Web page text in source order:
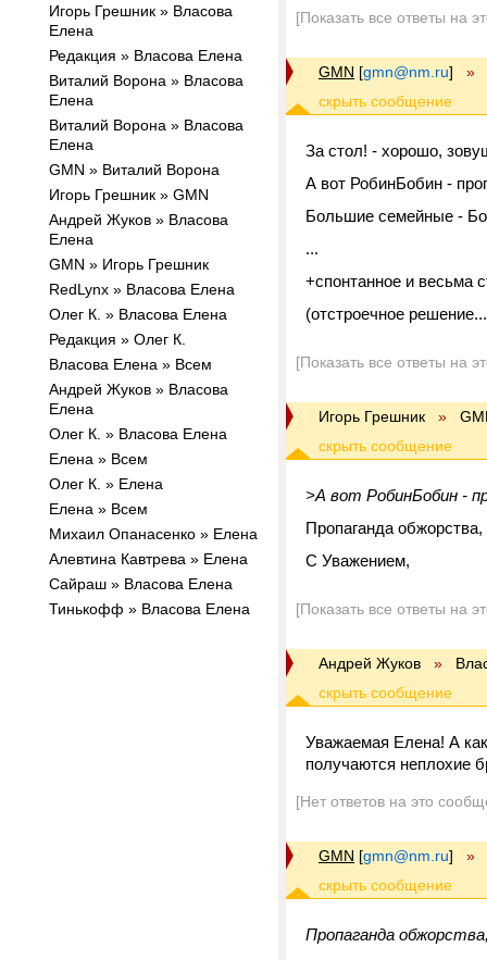
Игорь Грешник » Власова
Елена
Редакция » Власова Елена
Виталий Ворона » Власова
Елена
Виталий Ворона » Власова
Елена
GMN » Виталий Ворона
Игорь Грешник » GMN
Андрей Жуков » Власова
Елена
GMN » Игорь Грешник
RedLynx » Власова Елена
Олег К. » Власова Елена
Редакция » Олег К.
Власова Елена » Всем
Андрей Жуков » Власова
Елена
Олег К. » Власова Елена
Елена » Всем
Олег К. » Елена
Елена » Всем
Михаил Опанасенко » Елена
Алевтина Кавтрева » Елена
Сайраш » Власова Елена
Тинькофф » Власова Елена
[Показать все ответы на
GMN [gmn@nm.ru] »
За стол! - хорошо,
А вот РобинБобин -
Большие семейные -
...
+спонтанное и весьма
(отстроечное
[Показать все ответы на
Игорь Грешник »
>А вот РобинБобин -
Пропаганда
С Уважением,
[Показать все ответы на
Андрей Жуков »
Уважаемая Елена! А
получаются неплохие
[Нет ответов на это
GMN [gmn@nm.ru] »
Пропаганда